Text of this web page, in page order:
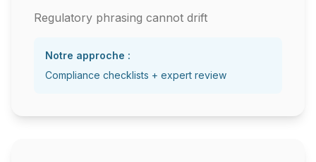
Regulatory phrasing cannot drift
Notre approche :
Compliance checklists + expert review